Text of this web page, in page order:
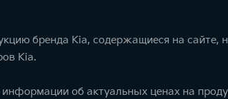
бренда Kia, содержащиеся на
Kia.
об актуальных ценах на